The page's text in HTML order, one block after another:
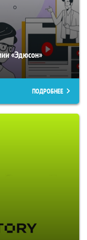
«Эдюсон»
ПОДРОБНЕЕ